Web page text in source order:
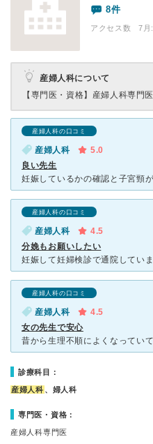
8件
アクセス数 7月:
産婦人科について
【専門医・資格】 産婦人科専門医
産婦人科の口コミ
産婦人科
5.0
良い先生
産婦人科の口コミ
産婦人科
4.5
分娩もお願いしたい
産婦人科の口コミ
産婦人科
4.5
女の先生で安心
診療科目：
産婦人科 、婦人科
専門医・資格：
産婦人科専門医